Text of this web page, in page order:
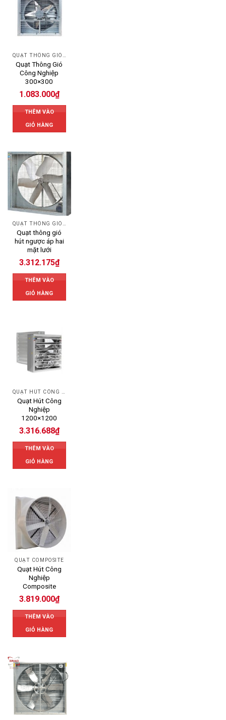
Quạt Thông Gió
Công Nghiệp
300×300
1.083.000₫
THÊM VÀO
GIỎ HÀNG
Quạt thông gió
hút ngược áp hai
mặt lưới
3.312.175₫
THÊM VÀO
GIỎ HÀNG
QUẠT HÚT CÔNG NGHIỆP
Quạt Hút Công
Nghiệp
1200×1200
3.316.688₫
THÊM VÀO
GIỎ HÀNG
QUẠT COMPOSITE
Quạt Hút Công
Nghiệp
Composite
3.819.000₫
THÊM VÀO
GIỎ HÀNG